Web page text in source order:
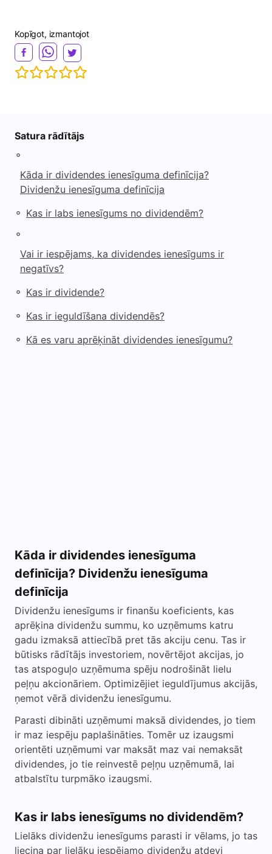
Kopīgot, izmantojot
Satura rādītājs
◦
Kāda ir dividendes ienesīguma definīcija?
Dividenžu ienesīguma definīcija
◦ Kas ir labs ienesīgums no dividendēm?
◦
Vai ir iespējams, ka dividendes ienesīgums ir
negatīvs?
◦ Kas ir dividende?
◦ Kas ir ieguldīšana dividendēs?
◦ Kā es varu aprēķināt dividendes ienesīgumu?
Kāda ir dividendes ienesīguma
definīcija? Dividenžu ienesīguma
definīcija
Dividenžu ienesīgums ir finanšu koeficients, kas
aprēķina dividenžu summu, ko uzņēmums katru
gadu izmaksā attiecībā pret tās akciju cenu. Tas ir
būtisks rādītājs investoriem, novērtējot akcijas, jo
tas atspoguļo uzņēmuma spēju nodrošināt lielu
peļņu akcionāriem. Optimizējiet ieguldījumus akcijās,
ņemot vērā dividenžu ienesīgumu.
Parasti dibināti uzņēmumi maksā dividendes, jo tiem
ir maz iespēju paplašināties. Tomēr uz izaugsmi
orientēti uzņēmumi var maksāt maz vai nemaksāt
dividendes, jo tie reinvestē peļņu uzņēmumā, lai
atbalstītu turpmāko izaugsmi.
Kas ir labs ienesīgums no dividendēm?
Lielāks dividenžu ienesīgums parasti ir vēlams, jo tas
liecina par lielāku iespējamo dividenžu atdevi